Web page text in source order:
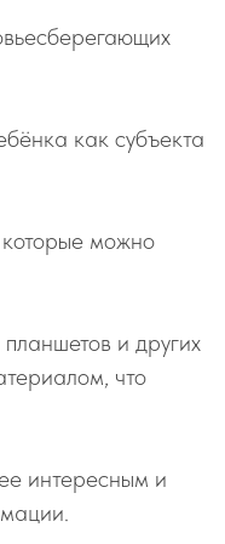
как субъекта
которые можно
и других
что
интересным и